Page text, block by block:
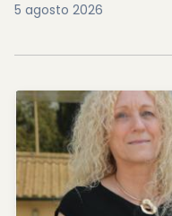
5 agosto 2026